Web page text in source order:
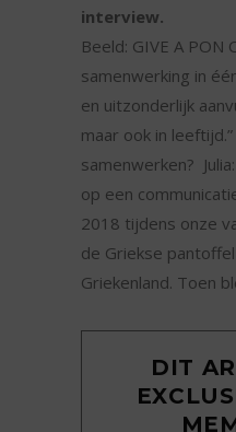
interview.
Beeld: GIVE A PON
samenwerking in
en uitzonderlijk
maar ook in
samenwerken?
op een
2018 tijdens onze
de Griekse
Griekenland. Toen
DIT